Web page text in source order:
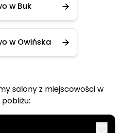
w Buk
w Owińska
salony z miejscowości w
pobliżu: